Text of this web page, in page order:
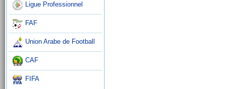
Ligue Professionnel
FAF
Union Arabe de Football
CAF
FIFA